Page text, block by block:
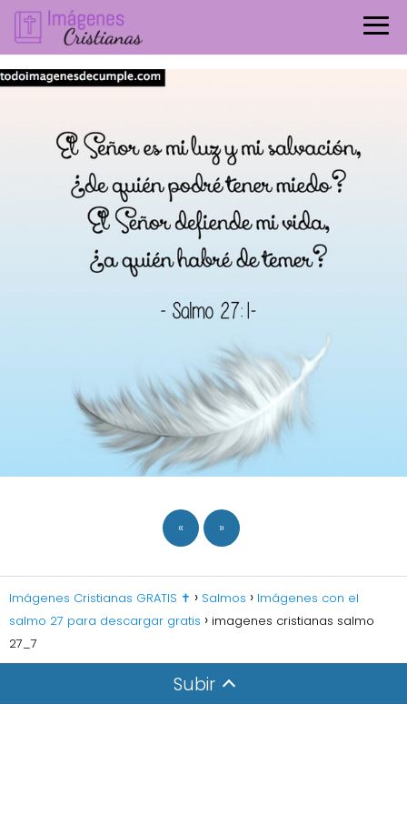
« »
Imágenes Cristianas GRATIS ✝️ Salmos
Imágenes con el
salmo 27 para descargar gratis
imagenes cristianas salmo
27_7
Subir